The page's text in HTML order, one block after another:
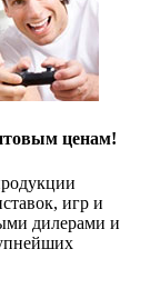
ценам!
игр и
дилерами и